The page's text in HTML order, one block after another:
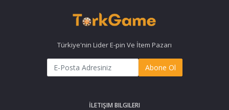
Türkiye'nin Lider E-pin Ve İtem Pazarı
Abone Ol
İLETIŞIM BILGILERI